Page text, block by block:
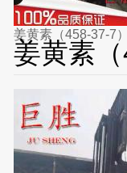
姜黄素（458-37-7）
姜黄素（